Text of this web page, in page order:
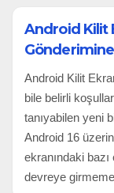
Android Kilit
Android Kilit
bile belirli
tanıyabilen yeni
Android 16
ekranındaki
devreye